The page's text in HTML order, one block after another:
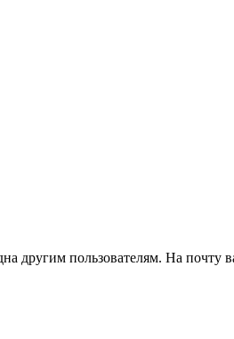
другим пользователям. На почту